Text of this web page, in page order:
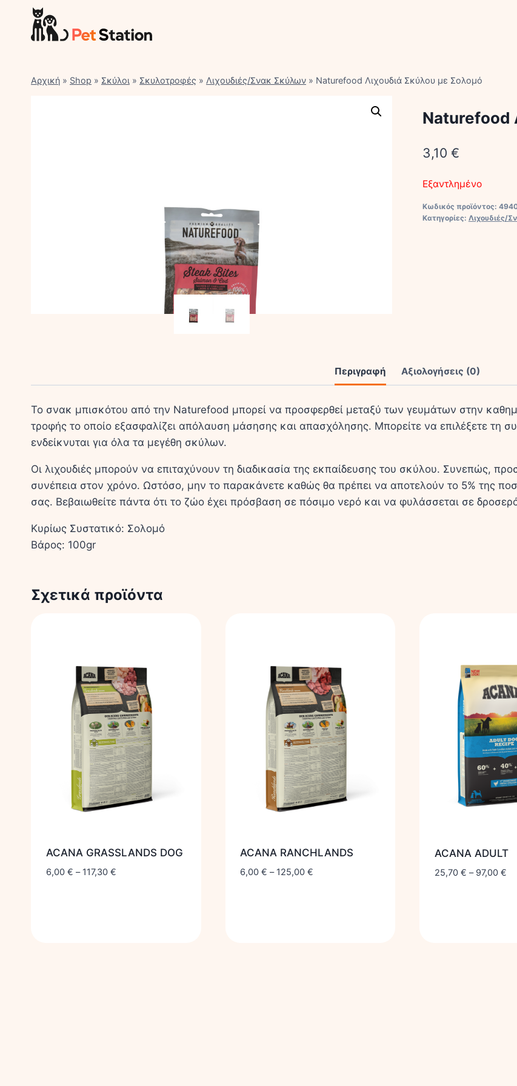
content
Αρχική » Shop » Σκύλοι » Σκυλοτροφές » Λιχουδιές/Σνακ Σκύλων » Naturefood Λιχουδιά Σκύλου με Σολομό
Naturefood
3,10 €
Εξαντλημένο
Κωδικός προϊόντος:
Κατηγορίες: Λιχουδιές/
Περιγραφή Αξιολογήσεις (0)
Το σνακ μπισκότου από την Naturefood μπορεί να προσφερθεί μεταξύ των γευμάτων στην
τρο­φής το οποίο εξα­σφα­λί­ζει από­λαυ­ση μά­ση­σης και απα­σχό­λη­σης. Μπορείτε να επιλέξετε τη
ενδείκνυται για όλα τα μεγέθη σκύλων.
Οι λιχουδιές μπορούν να επιταχύνουν τη διαδικασία της εκπαίδευσης του σκύλου. Συνεπώς,
συνέπεια στον χρόνο. Ωστόσο, μην το παρακάνετε καθώς θα πρέπει να αποτελούν το 5% της
σας. Βεβαιωθείτε πάντα ότι το ζώο έχει πρόσβαση σε πόσιμο νερό και να φυλάσσεται σε
Κυρίως Συστατικό: Σολομό
Βάρος: 100gr
Σχετικά προϊόντα
ACANA GRASSLANDS DOG
6,00 € – 117,30 €
ACANA RANCHLANDS
6,00 € – 125,00 €
ACANA ADULT
25,70 € – 97,00 €